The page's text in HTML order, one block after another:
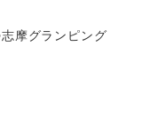
志摩グランピング